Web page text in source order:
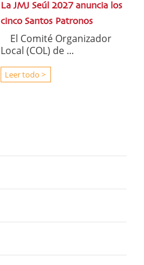
La JMJ Seúl 2027 anuncia los
cinco Santos Patronos
El Comité Organizador
Local (COL) de ...
Leer todo >